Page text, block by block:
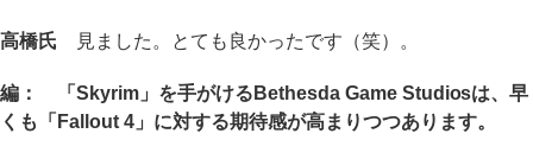
高橋氏 見ました。とても良かったです（笑）。
編： 「Skyrim」を手がけるBethesda Game Studiosは、早
くも「Fallout 4」に対する期待感が高まりつつあります。